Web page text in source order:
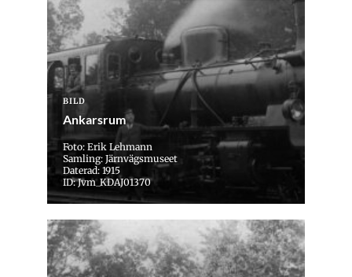
BILD
Ankarsrum
Foto: Erik Lehmann
Samling: Järnvägsmuseet
Daterad: 1915
ID: Jvm_KDAJ01370